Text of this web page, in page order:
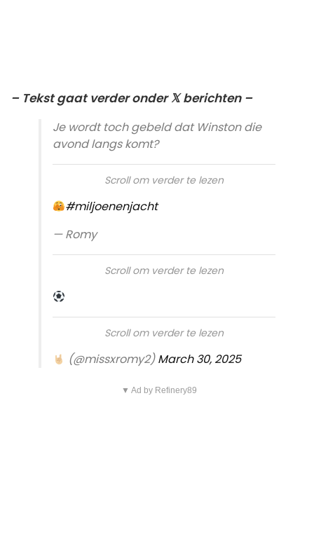
– Tekst gaat verder onder 𝕏 berichten –
Je wordt toch gebeld dat Winston die
avond langs komt?
Scroll om verder te lezen
#miljoenenjacht
— Romy
Scroll om verder te lezen
Scroll om verder te lezen
(@missxromy2)March 30, 2025
▼ Ad by Refinery89